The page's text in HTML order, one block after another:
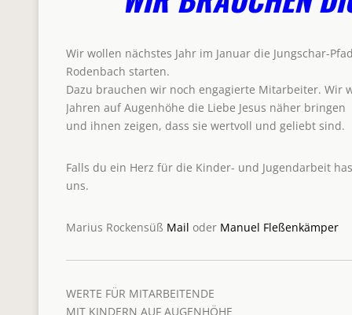
Wir wollen nächstes Jahr im Januar die Jungschar-
Rodenbach starten.
Dazu brauchen wir noch engagierte Mitarbeiter. Wir
Jahren auf Augenhöhe die Liebe Jesus näher bringen
und ihnen zeigen, dass sie wertvoll und geliebt sind.
Falls du ein Herz für die Kinder- und Jugendarbeit
uns.
Marius Rockensüß Mail oder Manuel Fleßenkämper
WERTE FÜR MITARBEITENDE
MIT KINDERN AUF AUGENHÖHE